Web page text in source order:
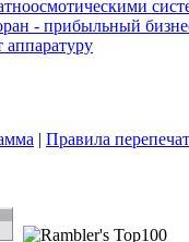
- прибыльный
| Правила